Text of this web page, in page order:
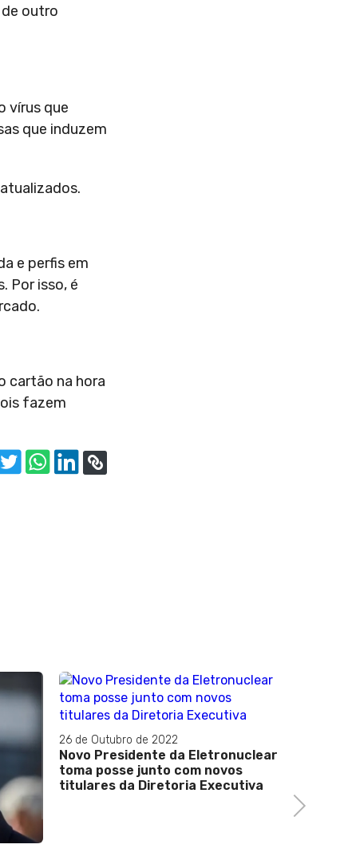
outro
vírus que
que induzem
e perfis em
Por isso, é
cartão na hora
fazem
26 de Outubro de 2022
Novo Presidente da Eletronuclear
toma posse junto com novos
titulares da Diretoria Executiva
Next